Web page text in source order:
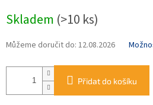
cena:
Skladem (>10 ks)
Můžeme doručit do: 12.08.2026
Přidat do košíku